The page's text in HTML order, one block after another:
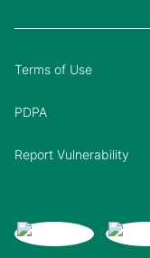
Terms of Use
PDPA
Report Vulnerability